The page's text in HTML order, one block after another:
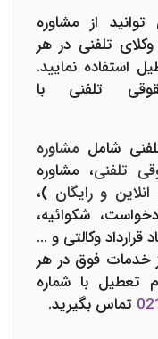
از مشاوره
تلفنی در هر
استفاده نمایید.
تلفنی با
شامل مشاوره
تلفنی، مشاوره
و رایگان )،
شکوائیه،
قرارداد وکالتی و ...
خدمات فوق در هر
تعطیل با شماره
تماس بگیرید.